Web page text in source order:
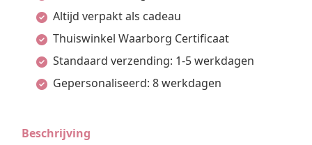
Labret/helix/tragus
aantal
Altijd verpakt als cadeau
Thuiswinkel Waarborg Certificaat
Standaard verzending: 1-5 werkdagen
Gepersonaliseerd: 8 werkdagen
Beschrijving